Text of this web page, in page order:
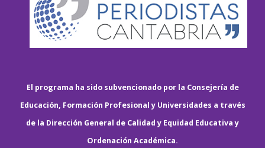
El programa ha sido subvencionado por la Consejería de
Educación, Formación Profesional y Universidades a través
de la Dirección General de Calidad y Equidad Educativa y
Ordenación Académica.